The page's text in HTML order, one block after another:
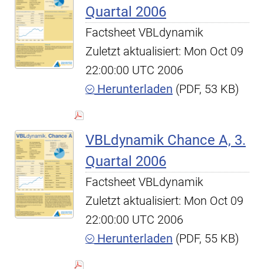
Quartal 2006
Factsheet VBLdynamik
Zuletzt aktualisiert: Mon Oct 09
22:00:00 UTC 2006
Herunterladen (PDF, 53 KB)
VBLdynamik Chance A, 3.
Quartal 2006
Factsheet VBLdynamik
Zuletzt aktualisiert: Mon Oct 09
22:00:00 UTC 2006
Herunterladen (PDF, 55 KB)